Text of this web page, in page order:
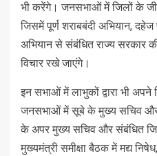
भी करेंगे। जनसभाओं में जिलों के
जिसमें पूर्ण शराबबंदी अभियान,
अभियान से संबंधित राज्य सरकार की
विचार रखे जाएंगे।
इन सभाओं में लाभुकों द्वारा भी
जनसभाओं में सूबे के मुख्य सचिव और
के अपर मुख्य सचिव और संबंधित
मुख्यमंत्री समीक्षा बैठक में मद्य